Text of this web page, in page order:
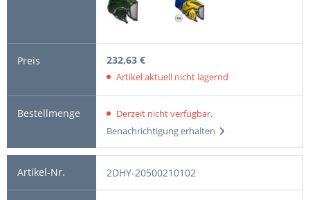
232,63 €
Artikel aktuell nicht lagernd
Derzeit nicht verfügbar.
Benachrichtigung erhalten
2DHY-20500210102